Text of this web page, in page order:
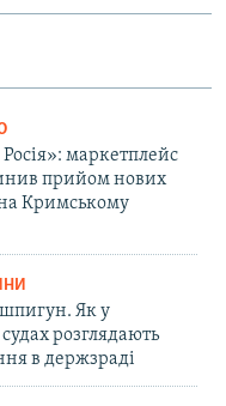
маркетплейс
прийом нових
Кримському
Як у
розглядають
в держзраді